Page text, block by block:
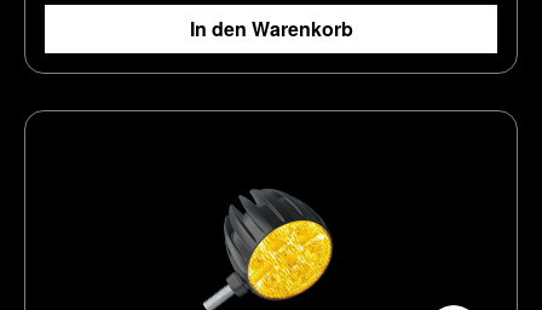
In den Warenkorb